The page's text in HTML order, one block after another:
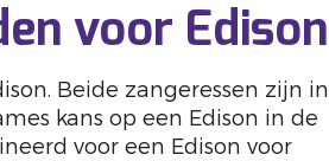
voor Edison
Beide zangeressen zijn in
kans op een Edison in de
voor een Edison voor